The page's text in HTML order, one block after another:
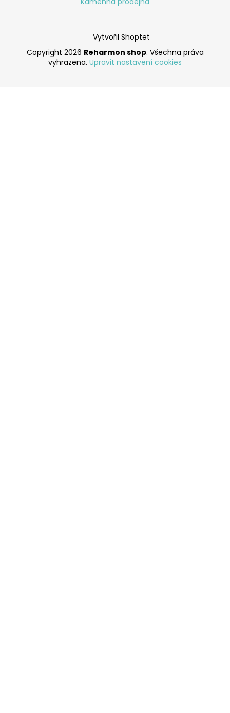
Vytvořil Shoptet
Copyright 2026 Reharmon shop. Všechna práva
vyhrazena. Upravit nastavení cookies